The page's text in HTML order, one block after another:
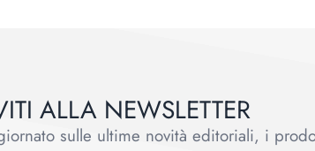
ALLA NEWSLETTER
sulle ultime novità editoriali, i